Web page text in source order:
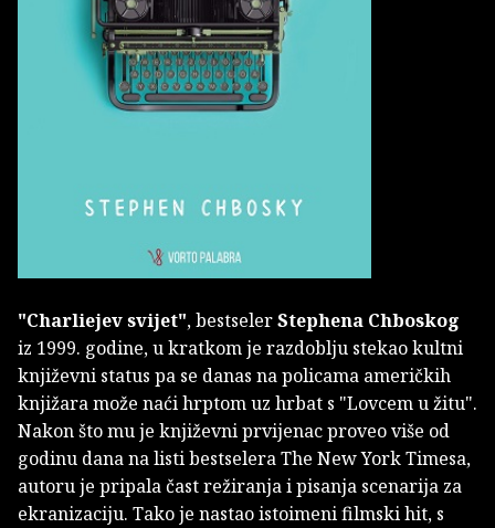
"Charliejev svijet", bestselerStephena Chboskog
iz 1999. godine, u kratkom je razdoblju stekao kultni
književni status pa se danas na policama američkih
knjižara može naći hrptom uz hrbat s "Lovcem u žitu".
Nakon što mu je književni prvijenac proveo više od
godinu dana na listi bestselera The New York Timesa,
autoru je pripala čast režiranja i pisanja scenarija za
ekranizaciju. Tako je nastao istoimeni filmski hit, s